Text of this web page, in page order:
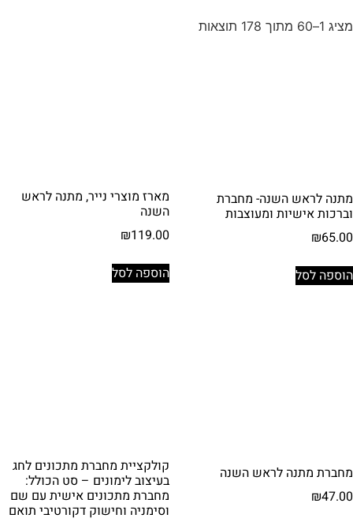
מציג 1–60 מתוך 178 תוצאות
מתנה לראש השנה- מחברת
וברכות אישיות ומעוצבות
₪65.00
הוספה לסל
מארז מוצרי נייר, מתנה לראש
השנה
₪119.00
הוספה לסל
מחברת מתנה לראש השנה
₪47.00
קולקציית מחברת מתכונים לחג
בעיצוב לימונים – סט הכולל:
מחברת מתכונים אישית עם שם
וסימניה וחישוק דקורטיבי תואם